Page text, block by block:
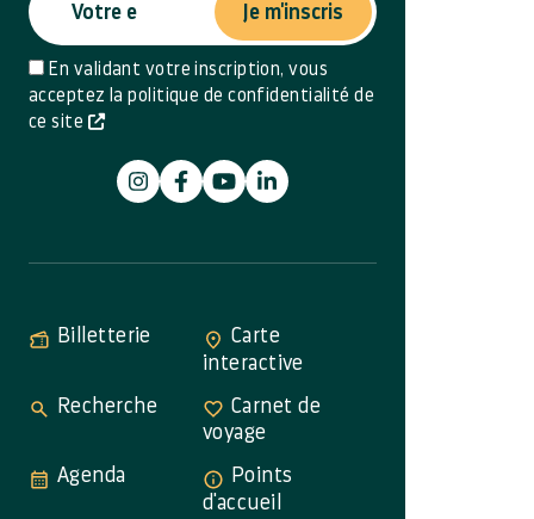
En validant votre inscription, vous
acceptez la politique de confidentialité de
ce site
Je m'inscris
Billetterie
Carte
interactive
Recherche
Carnet de
voyage
Agenda
Points
d'accueil